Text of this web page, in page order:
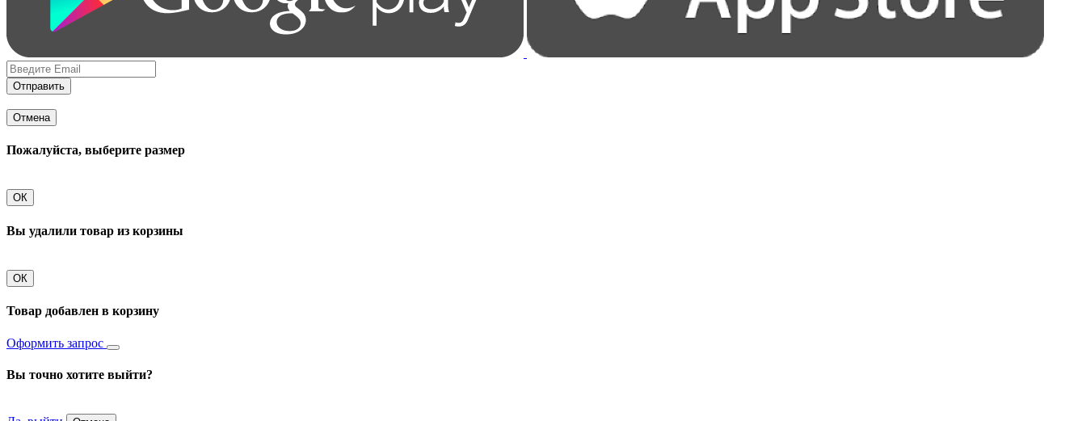
Отправить
Отмена
Пожалуйста, выберите размер
ОК
Вы удалили товар из корзины
ОК
Товар добавлен в корзину
Оформить запрос
Вы точно хотите выйти?